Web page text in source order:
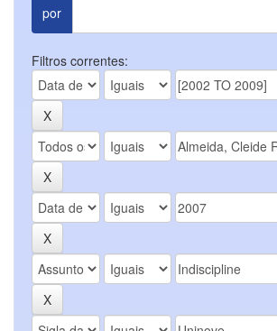
por
Filtros correntes: